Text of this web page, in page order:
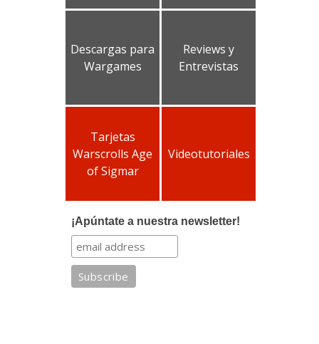
Descargas para
Wargames
Reviews y
Entrevistas
Tarjetas
Warscrolls Age
of Sigmar
Videotutoriales
¡Apúntate a nuestra newsletter!